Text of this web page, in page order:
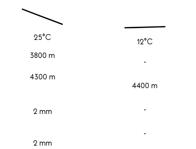
25°C
3800 m
4300 m
2 mm
2 mm
12°C
-
4400 m
-
-